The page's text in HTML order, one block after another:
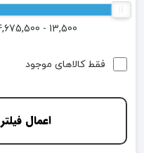
13,500 - 4,675,500
فقط کالاهای موجود
اعمال فیلتر